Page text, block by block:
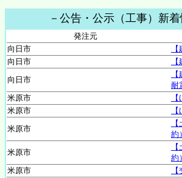
－公告・公示（工事）新着
発注元
向日市
向日市
向日市
耐
米原市
米原市
米原市
約）
米原市
約）
米原市